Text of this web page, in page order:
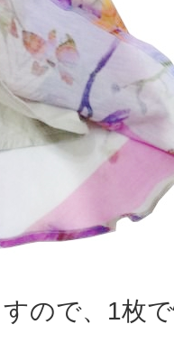
ので、1枚